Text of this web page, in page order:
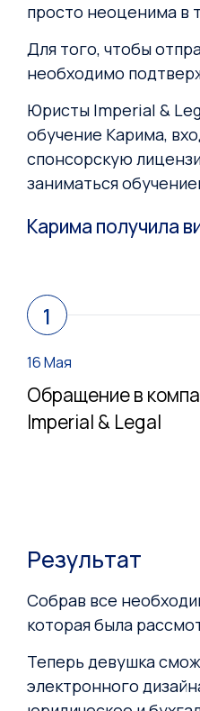
просто неоценима в
Для того, чтобы
необходимо
Юристы Imperial &
обучение Карима,
спонсорскую
заниматься
Карима получила
1
16 Мая
Обращение в
Imperial & Legal
Результат
Собрав все
которая была
Теперь девушка
электронного